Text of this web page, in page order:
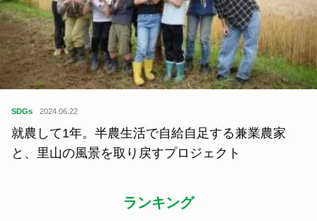
SDGs 2024.06.22
就農して1年。半農生活で自給自足する兼業農家
と、里山の風景を取り戻すプロジェクト
ランキング